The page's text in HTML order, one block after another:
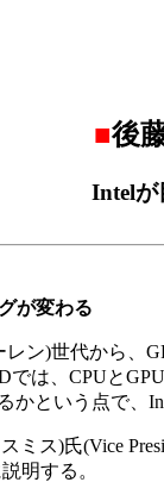
■後
Intelが
が変わる
ン)世代から、
は、CPUと
かという点で
ス)氏(Vice
明する。